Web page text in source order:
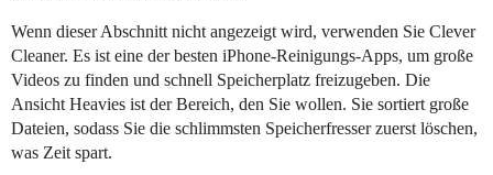
Wenn dieser Abschnitt nicht angezeigt wird, verwenden Sie Clever
Cleaner. Es ist eine der besten iPhone-Reinigungs-Apps, um große
Videos zu finden und schnell Speicherplatz freizugeben. Die
Ansicht Heavies ist der Bereich, den Sie wollen. Sie sortiert große
Dateien, sodass Sie die schlimmsten Speicherfresser zuerst löschen,
was Zeit spart.